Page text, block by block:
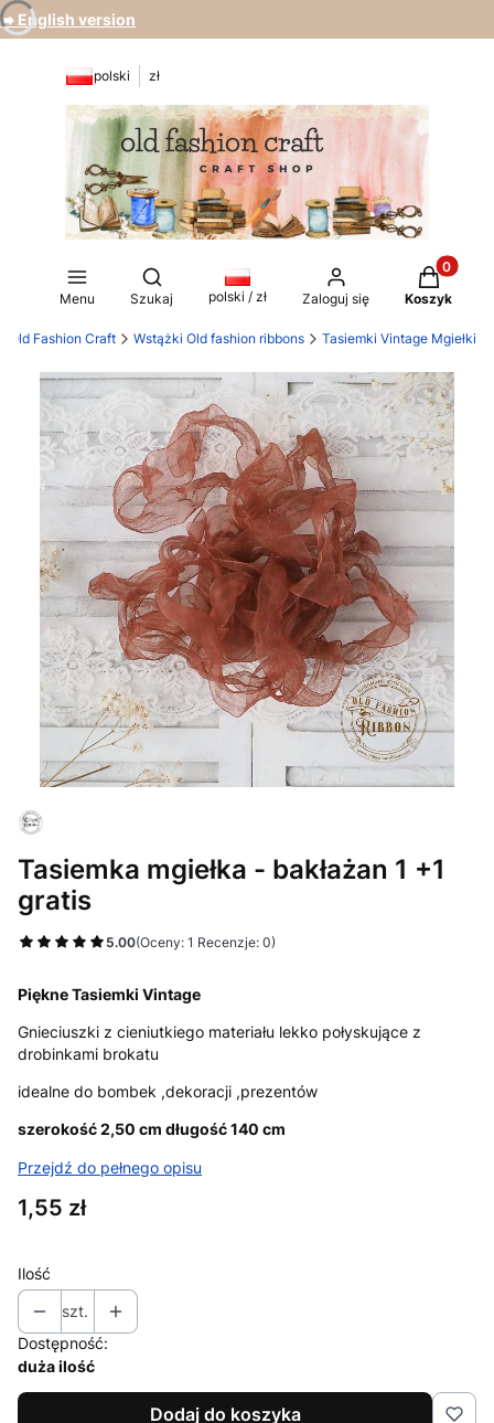
➡️ English version
polski zł
Menu
Otwórz wyszukiwarkę
Szukaj polski / zł Zaloguj się
Produkty
Koszyk
Old Fashion Craft Wstążki Old fashion ribbons Tasiemki Vintage Mgiełki
Tasiemka mgiełka - bakłażan 1 +1
gratis
5.00(Oceny: 1 Recenzje: 0)
Piękne Tasiemki Vintage
Gnieciuszki z cieniutkiego materiału lekko połyskujące z
drobinkami brokatu
idealne do bombek ,dekoracji ,prezentów
szerokość 2,50 cm długość 140 cm
Przejdź do pełnego opisu
Cena
1,55 zł
Ilość
szt.
Dostępność:
duża ilość
Dodaj do koszyka